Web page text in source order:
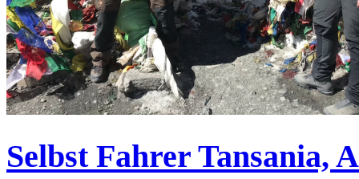
Selbst Fahrer Tansania,